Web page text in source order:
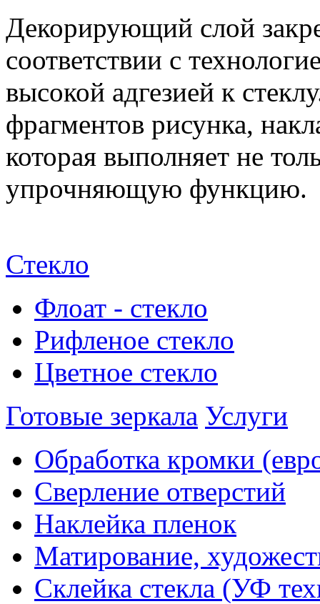
Декорирующий слой
соответствии с
высокой адгезией к
фрагментов рисунка,
которая выполняет не
упрочняющую функцию.
Стекло
Флоат - стекло
Рифленое стекло
Цветное стекло
Готовые зеркала Услуги
Обработка кромки
Сверление отверстий
Наклейка пленок
Матирование,
Склейка стекла (УФ